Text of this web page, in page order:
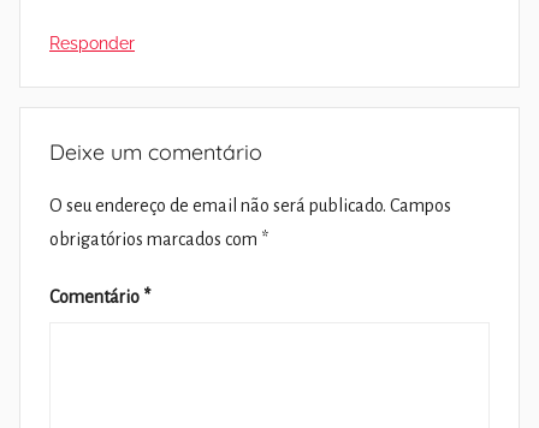
Responder
Deixe um comentário
O seu endereço de email não será publicado. Campos
obrigatórios marcados com *
Comentário *